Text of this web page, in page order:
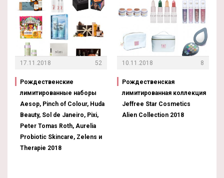
17.11.2018 52
Рождественские
лимитированные наборы
Aesop, Pinch of Colour, Huda
Beauty, Sol de Janeiro, Pixi,
Peter Tomas Roth, Aurelia
Probiotic Skincare, Zelens и
Therapie 2018
10.11.2018 8
Рождественская
лимитированная коллекция
Jeffree Star Cosmetics
Alien Collection 2018